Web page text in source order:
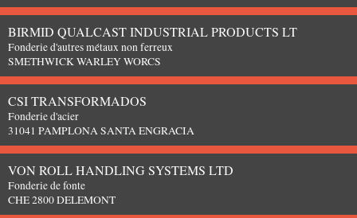
BIRMID QUALCAST INDUSTRIAL PRODUCTS LT
Fonderie d'autres métaux non ferreux
SMETHWICK WARLEY WORCS
CSI TRANSFORMADOS
Fonderie d'acier
31041 PAMPLONA SANTA ENGRACIA
VON ROLL HANDLING SYSTEMS LTD
Fonderie de fonte
CHE 2800 DELEMONT